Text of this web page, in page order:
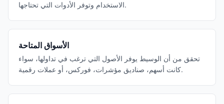
الاستخدام وتوفر الأدوات التي تحتاجها.
الأسواق المتاحة
تحقق من أن الوسيط يوفر الأصول التي ترغب في تداولها، سواء
كانت أسهم، صناديق مؤشرات، فوركس، أو عملات رقمية.